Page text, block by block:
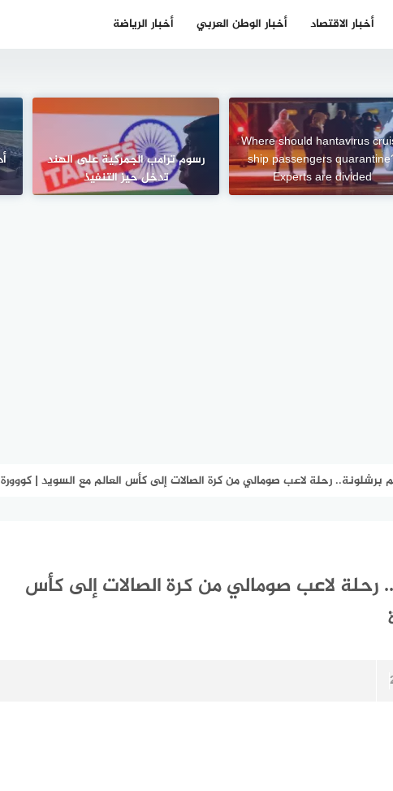
أخبار الاقتصاد أخبار الوطن العربي أخبار الرياضة
Where should hantavirus
ship passengers
Experts are divided
رسوم ترامب الجمركية على الهند
تدخل حيز التنفيذ
رحلة لاعب صومالي من كرة الصالات إلى كأس العالم مع السويد | كووورة
لاعب صومالي من كرة الصالات إلى كأس